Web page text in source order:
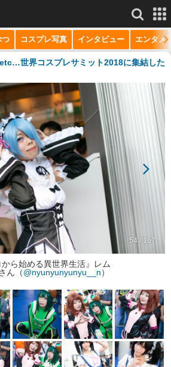
もっと見る
つ コスプレ写真 インタビュー エンタメ
世界コスプレサミット2018に集結した
54 / 167
から始める異世界生活』レム
ん（@nyunyunyunyu__n）